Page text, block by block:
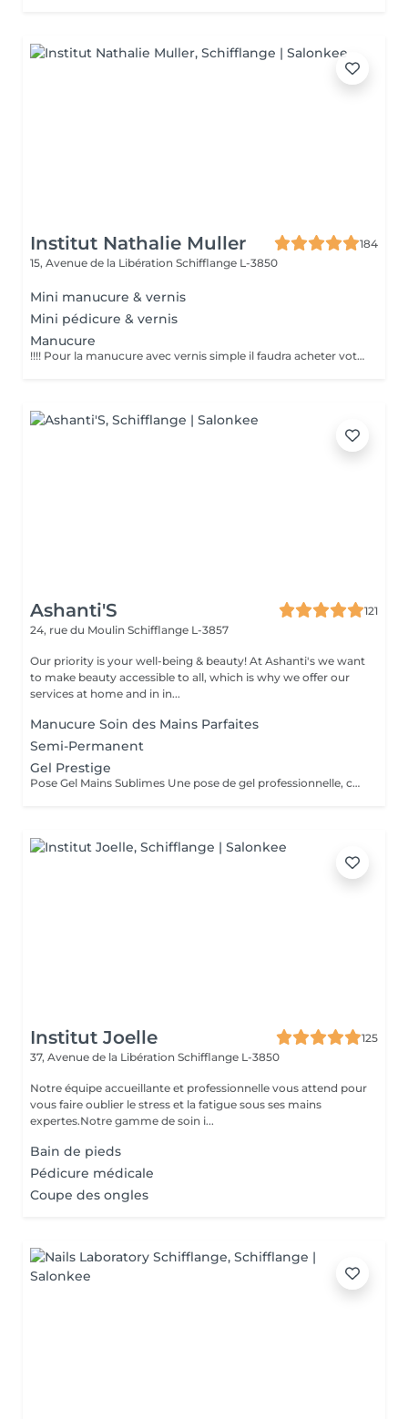
Institut Nathalie Muller
184
15, Avenue de la Libération Schifflange L-3850
Mini manucure & vernis
Mini pédicure & vernis
Manucure
!!!! Pour la manucure avec vernis simple il faudra acheter votre vernis à 8 euros (large choix de couleurs). Ou ramener votre vernis. Temps estimé celui-ci peut varier.
Ashanti'S
121
24, rue du Moulin Schifflange L-3857
Our priority is your well-being & beauty! At Ashanti's we want
to make beauty accessible to all, which is why we offer our
services at home and in in...
Manucure Soin des Mains Parfaites
Semi-Permanent
Gel Prestige
Pose Gel Mains Sublimes Une pose de gel professionnelle, conçue pour renforcer, protéger et embellir vos ongles. Chaque séance est personnalisée selon la longueur, la forme et votre style, pour un rendu élégant et naturel. Bienfaits : Ongles renforcés et durables Finition brillante et nette Gain de temps au quotidien Look soigné et chic pour toutes les occasions.Offre Découverte : Gel + Nail Art express à prix spécial pour votre première séance Réservez maintenant et laissez vos mains parler pour vous
Institut Joelle
125
37, Avenue de la Libération Schifflange L-3850
Notre équipe accueillante et professionnelle vous attend pour
vous faire oublier le stress et la fatigue sous ses mains
expertes.Notre gamme de soin i...
Bain de pieds
Pédicure médicale
Coupe des ongles